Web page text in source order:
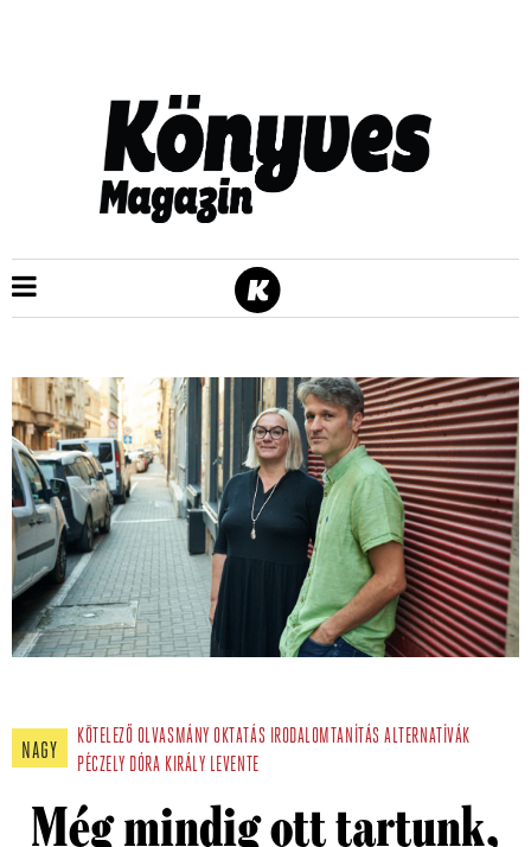
NAGY
KÖTELEZŐ OLVASMÁNY OKTATÁS IRODALOMTANÍTÁS ALTERNATÍVÁK
PÉCZELY DÓRA KIRÁLY LEVENTE
Még mindig ott tartunk,